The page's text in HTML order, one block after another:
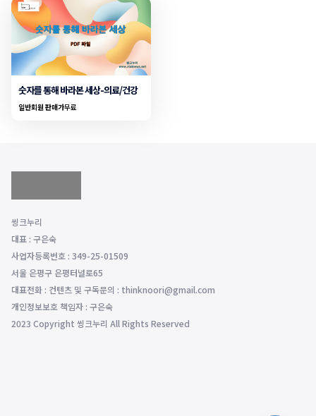
숫자를 통해 바라본 세상-의료/건강
일반회원 판매가무료
씽크누리
대표 : 구은숙
사업자등록번호 : 349-25-01509
서울 은평구 은평터널로65
대표전화 : 컨텐츠 및 구독문의 : thinknoori@gmail.com
개인정보보호 책임자 : 구은숙
2023 Copyright 씽크누리 All Rights Reserved